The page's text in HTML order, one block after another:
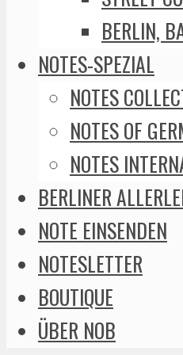
BERLIN,
NOTES-SPEZIAL
NOTES
NOTES OF
NOTES
BERLINER
NOTE EINSENDEN
NOTESLETTER
BOUTIQUE
ÜBER NOB